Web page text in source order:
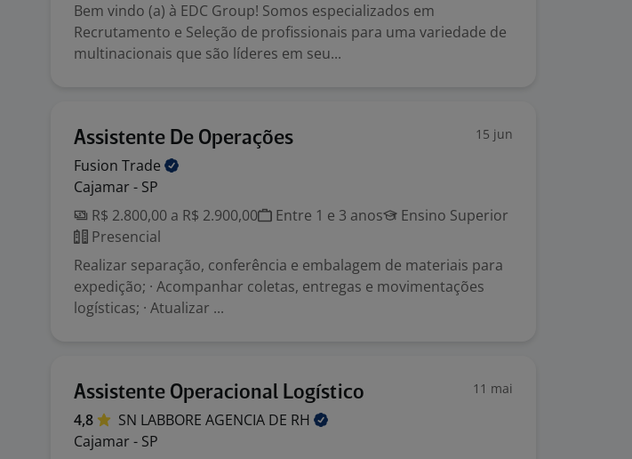
Bem vindo (a) à EDC Group! Somos especializados em
Recrutamento e Seleção de profissionais para uma variedade de
multinacionais que são líderes em seu...
Assistente De Operações 15 jun
Fusion Trade
Cajamar - SP
R$ 2.800,00 a R$ 2.900,00
Entre 1 e 3 anos
Ensino Superior
Presencial
Realizar separação, conferência e embalagem de materiais para
expedição; · Acompanhar coletas, entregas e movimentações
logísticas; · Atualizar ...
Assistente Operacional Logístico 11 mai
4,8 SN LABBORE AGENCIA DE RH
Cajamar - SP